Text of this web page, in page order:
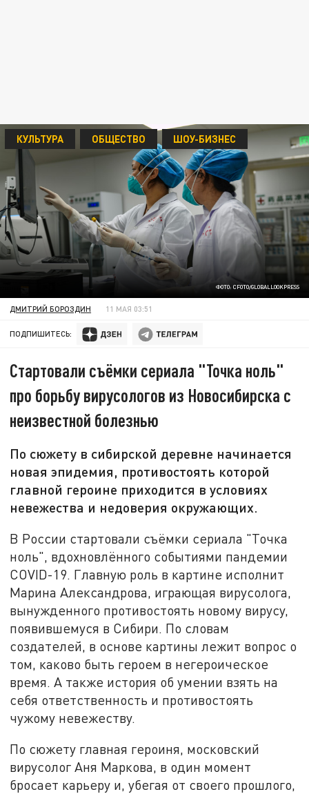
ФОТО: CFOTO/GLOBALLOOKPRESS
КУЛЬТУРА ОБЩЕСТВО ШОУ-БИЗНЕС
ДМИТРИЙ БОРОЗДИН 11 МАЯ 03:51
ПОДПИШИТЕСЬ:
Стартовали съёмки сериала "Точка ноль"
про борьбу вирусологов из Новосибирска с
неизвестной болезнью
По сюжету в сибирской деревне начинается
новая эпидемия, противостоять которой
главной героине приходится в условиях
невежества и недоверия окружающих.
В России стартовали съёмки сериала "Точка
ноль", вдохновлённого событиями пандемии
COVID-19. Главную роль в картине исполнит
Марина Александрова, играющая вирусолога,
вынужденного противостоять новому вирусу,
появившемуся в Сибири. По словам
создателей, в основе картины лежит вопрос о
том, каково быть героем в негероическое
время. А также история об умении взять на
себя ответственность и противостоять
чужому невежеству.
По сюжету главная героиня, московский
вирусолог Аня Маркова, в один момент
бросает карьеру и, убегая от своего прошлого,